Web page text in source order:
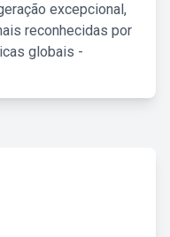
excepcional,
reconhecidas por
globais -